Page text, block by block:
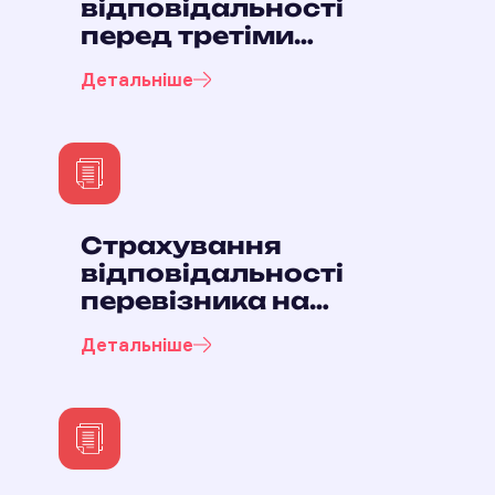
відповідальності
перед третіми
Детальніше
Страхування
відповідальності
перевізника на
міському
транспорті
Детальніше